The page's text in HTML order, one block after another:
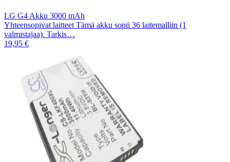
LG G4 Akku 3000 mAh
Yhteensopivat laitteet Tämä akku sopii 36 laitemalliin (1
valmistajaa). Tarkis…
19,95 €